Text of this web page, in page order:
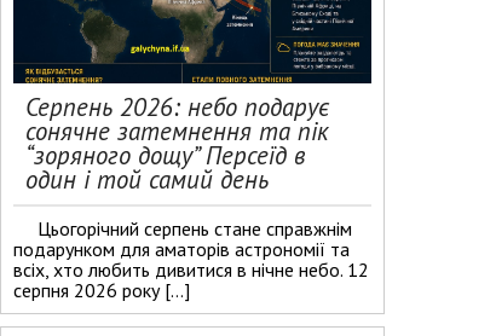
Серпень 2026: небо подарує
сонячне затемнення та пік
“зоряного дощу” Персеїд в
один і той самий день
Цьогорічний серпень стане справжнім
подарунком для аматорів астрономії та
всіх, хто любить дивитися в нічне небо. 12
серпня 2026 року […]